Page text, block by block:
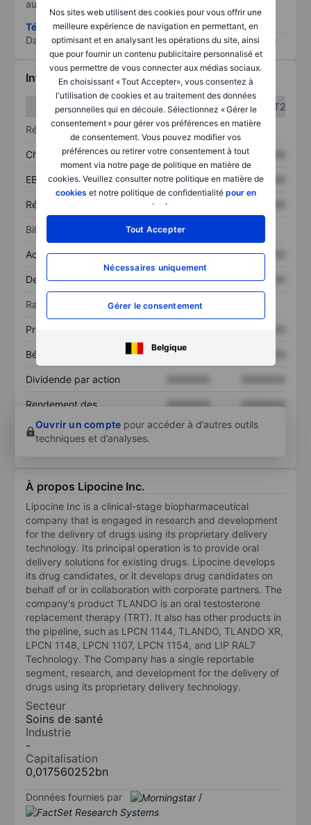
Nos sites web utilisent des cookies pour vous offrir une
meilleure expérience de navigation en permettant, en
optimisant et en analysant les opérations du site, ainsi
que pour fournir un contenu publicitaire personnalisé et
vous permettre de vous connecter aux médias sociaux.
En choisissant « Tout Accepter», vous consentez à
l'utilisation de cookies et au traitement des données
personnelles qui en découle. Sélectionnez « Gérer le
consentement » pour gérer vos préférences en matière
de consentement. Vous pouvez modifier vos
préférences ou retirer votre consentement à tout
moment via notre page de politique en matière de
cookies. Veuillez consulter notre politique en matière de
cookies et notre politique de confidentialité pour en
savoir plus
Tout Accepter
Nécessaires uniquement
Gérer le consentement
Belgique
au risque le plus élevé).
Télécharger la méthodologie ESG (en anglais)
Data provided by
/
Informations financières
T1
T2
Résultats
Chiffre d’affaires XXXXXXX XXXXXXX
EBITDA XXXXXXX XXXXXXX
Résultat net XXXXXXX
Bilan
Actif total XXXXXXX XXXXXXX
Dette totale XXXXXXX XXXXXXX
Ratios
Prix / ventes
Bénéfice par action XXXXXXX
Dividende par action
Rendement des
XXXXXXX
XXXXXXX
Ouvrir un compte pour accéder à d’autres outils
techniques et d’analyses.
À propos Lipocine Inc.
Lipocine Inc is a clinical-stage biopharmaceutical
company that is engaged in research and development
for the delivery of drugs using its proprietary delivery
technology. Its principal operation is to provide oral
delivery solutions for existing drugs. Lipocine develops
its drug candidates, or it develops drug candidates on
behalf of or in collaboration with corporate partners. The
company's product TLANDO is an oral testosterone
replacement therapy (TRT). It also has other products in
the pipeline, such as LPCN 1144, TLANDO, TLANDO XR,
LPCN 1148, LPCN 1107, LPCN 1154, and LIP RAL7
Technology. The Company has a single reportable
segment, research, and development for the delivery of
drugs using its proprietary delivery technology.
Secteur
Soins de santé
Industrie
-
Capitalisation
0,017560252bn
Données fournies par /